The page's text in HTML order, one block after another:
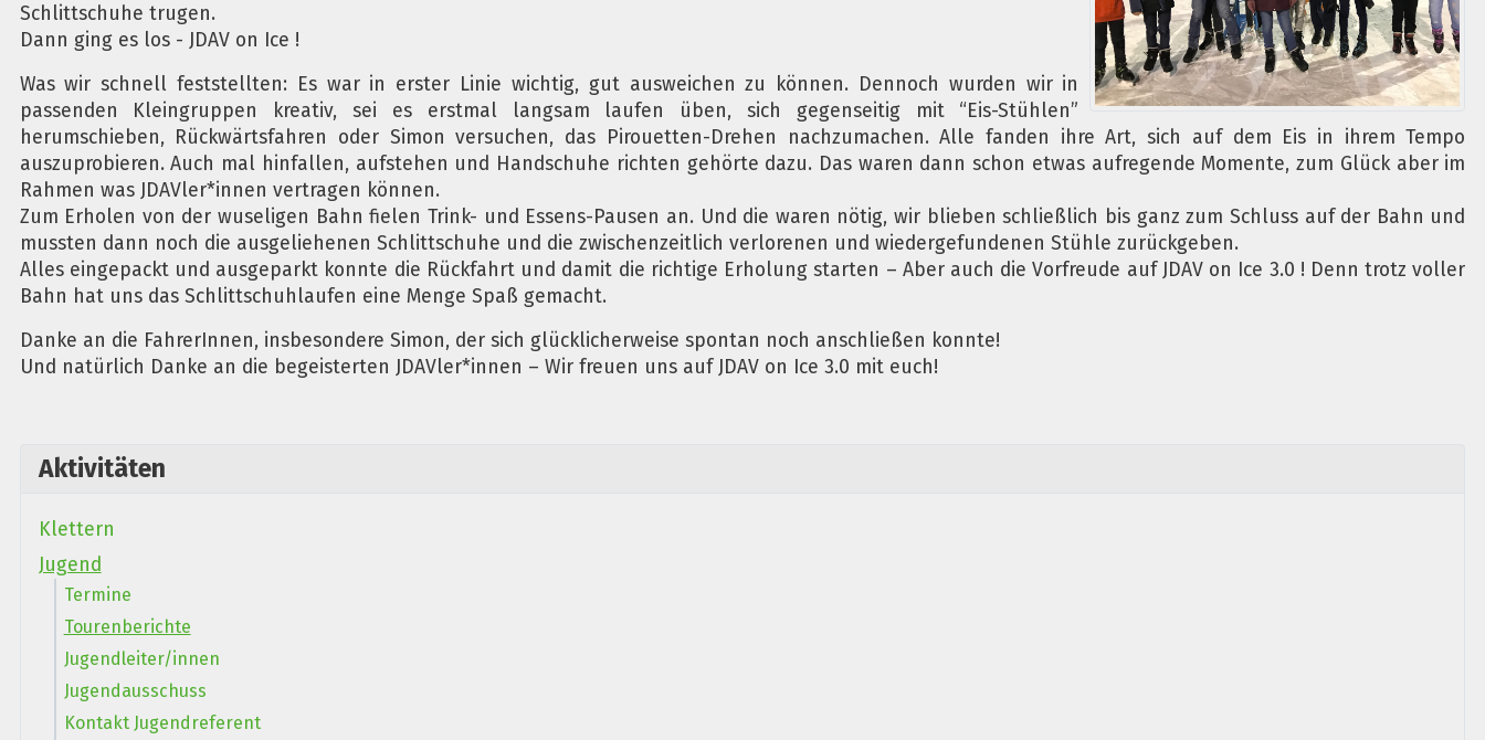
Aktivitäten
Klettern
Jugend
Termine
Tourenberichte
Jugendleiter/innen
Jugendausschuss
Kontakt Jugendreferent
Schlittschuhe trugen.
Dann ging es los - JDAV on Ice !
Was wir schnell feststellten: Es war in erster Linie wichtig, gut ausweichen zu können. Dennoch wurden wir in
passenden Kleingruppen kreativ, sei es erstmal langsam laufen üben, sich gegenseitig mit “Eis-Stühlen”
herumschieben, Rückwärtsfahren oder Simon versuchen, das Pirouetten-Drehen nachzumachen. Alle fanden ihre Art, sich auf dem Eis in ihrem Tempo
auszuprobieren. Auch mal hinfallen, aufstehen und Handschuhe richten gehörte dazu. Das waren dann schon etwas aufregende Momente, zum Glück aber im
Rahmen was JDAVler*innen vertragen können.
Zum Erholen von der wuseligen Bahn fielen Trink- und Essens-Pausen an. Und die waren nötig, wir blieben schließlich bis ganz zum Schluss auf der Bahn und
mussten dann noch die ausgeliehenen Schlittschuhe und die zwischenzeitlich verlorenen und wiedergefundenen Stühle zurückgeben.
Alles eingepackt und ausgeparkt konnte die Rückfahrt und damit die richtige Erholung starten – Aber auch die Vorfreude auf JDAV on Ice 3.0 ! Denn trotz voller
Bahn hat uns das Schlittschuhlaufen eine Menge Spaß gemacht.
Danke an die FahrerInnen, insbesondere Simon, der sich glücklicherweise spontan noch anschließen konnte!
Und natürlich Danke an die begeisterten JDAVler*innen – Wir freuen uns auf JDAV on Ice 3.0 mit euch!